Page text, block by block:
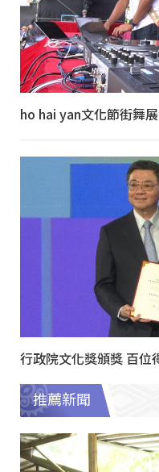
ho hai yan文化節街舞
行政院文化獎頒獎 百位
推薦新聞